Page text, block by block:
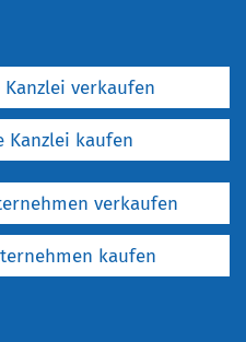
verkaufen
Kanzlei kaufen
verkaufen
kaufen